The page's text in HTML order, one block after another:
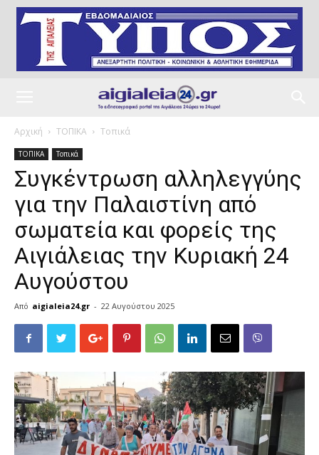
Αρχική ΤΟΠΙΚΑ Τοπικά
ΤΟΠΙΚΑ Τοπικά
Συγκέντρωση αλληλεγγύης
για την Παλαιστίνη από
σωματεία και φορείς της
Αιγιάλειας την Κυριακή 24
Αυγούστου
Από aigialeia24.gr - 22 Αυγούστου 2025